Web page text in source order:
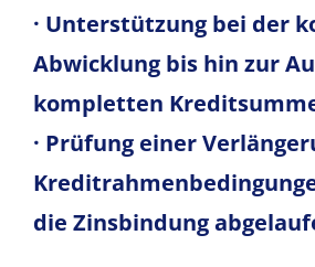
· Unterstützung bei der
Abwicklung bis hin zur
kompletten
· Prüfung einer
die Zinsbindung